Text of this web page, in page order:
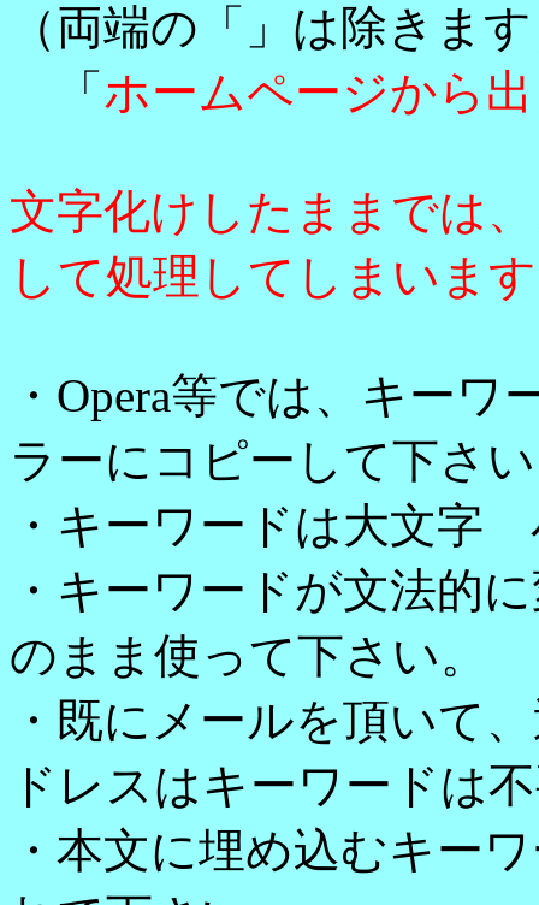
（両端の「」は除きま
「 ホームページから
文字化けしたままでは
して処理してしまいま
・Opera等では、キー
ラーにコピーして下さ
・キーワードは大文字
・キーワードが文法的
のまま使って下さい。
・既にメールを頂いて
ドレスはキーワードは
・本文に埋め込むキー